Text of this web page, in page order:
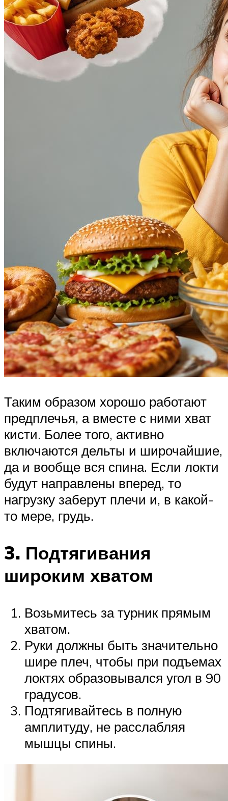
Таким образом хорошо работают
предплечья, а вместе с ними хват
кисти. Более того, активно
включаются дельты и широчайшие,
да и вообще вся спина. Если локти
будут направлены вперед, то
нагрузку заберут плечи и, в какой-
то мере, грудь.
3. Подтягивания
широким хватом
Возьмитесь за турник прямым
хватом.
Руки должны быть значительно
шире плеч, чтобы при подъемах
локтях образовывался угол в 90
градусов.
Подтягивайтесь в полную
амплитуду, не расслабляя
мышцы спины.